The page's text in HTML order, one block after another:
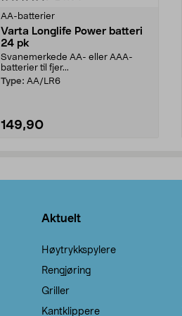
AA-batterier
Varta Longlife Power batteri
24 pk
Svanemerkede AA- eller AAA-
batterier til fjer...
Type: AA/LR6
149,90
Aktuelt
Høytrykkspylere
Rengjøring
Griller
Kantklippere